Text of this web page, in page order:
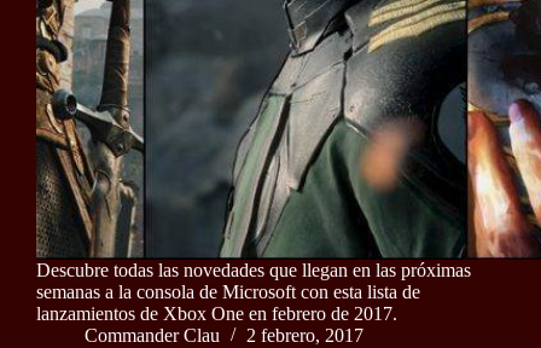
Descubre todas las novedades que llegan en las próximas
semanas a la consola de Microsoft con esta lista de
lanzamientos de Xbox One en febrero de 2017.
Commander Clau
2 febrero, 2017